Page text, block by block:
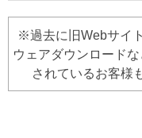
※過去に旧Webサイ
ウェアダウンロード
されているお客様